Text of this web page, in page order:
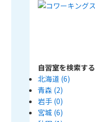
自習室を検索する
北海道 (6)
青森 (2)
岩手 (0)
宮城 (6)